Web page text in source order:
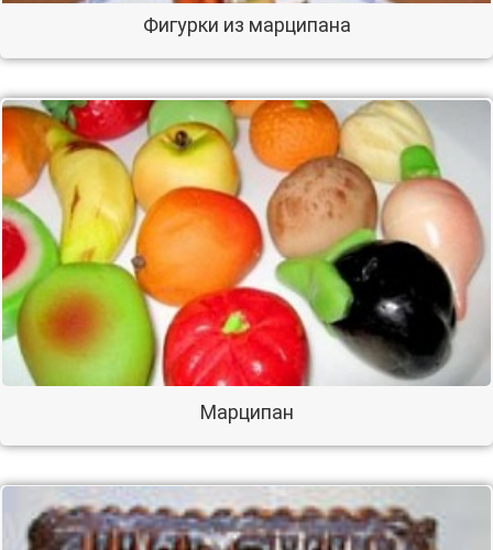
Фигурки из марципана
Марципан